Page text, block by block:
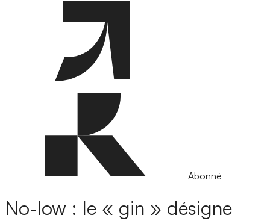
Abonné
No-low : le « gin » désigne